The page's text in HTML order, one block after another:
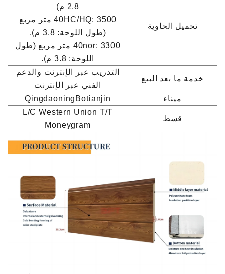
تحميل الحاوية
2.8 م)
40HC/HQ: 3500 متر مربع
(طول اللوحة: 3.8 م).
40nor: 3300 متر مربع (طول
اللوحة: 3.8 م).
خدمة ما بعد البيع
التدريب عبر الإنترنت والدعم
الفني عبر الإنترنت
ميناء
QingdaoningBotianjin
قسط
L/C Western Union T/T
Moneygram